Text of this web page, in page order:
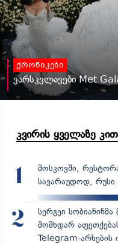
ქრონიკები
ვარსკვლავები Met
კვირის ყველაზე
1
მოსკოვში,
სავარაუდოდ,
2
სერგეი
მომხდარ
Telegram-არხების